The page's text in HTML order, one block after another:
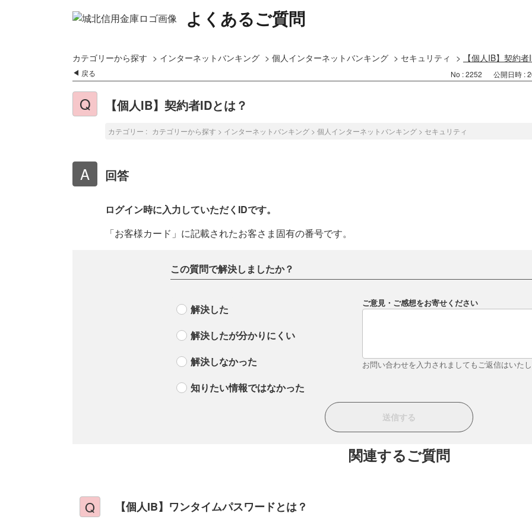
よくあるご質問
カテゴリーから探す > インターネットバンキング > 個人インターネットバンキング > セキュリティ > 【個人IB】契約
戻る No : 2252 公開日時 :
【個人IB】契約者IDとは？
カテゴリー : カテゴリーから探す > インターネットバンキング > 個人インターネットバンキング > セキュリティ
回答
ログイン時に入力していただくIDです。
「お客様カード」に記載されたお客さま固有の番号です。
この質問で解決しましたか？
解決した
解決したが分かりにくい
解決しなかった
知りたい情報ではなかった
ご意見・ご感想をお寄せください
お問い合わせを入力されましてもご返信はいた
関連するご質問
【個人IB】ワンタイムパスワードとは？